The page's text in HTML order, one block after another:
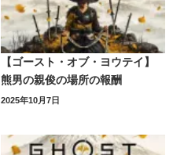
【ゴースト・オブ・ヨウテイ】
熊男の親俊の場所の報酬
2025年10月7日